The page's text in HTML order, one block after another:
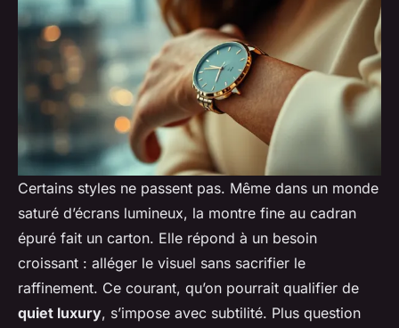
Certains styles ne passent pas. Même dans un monde
saturé d’écrans lumineux, la montre fine au cadran
épuré fait un carton. Elle répond à un besoin
croissant : alléger le visuel sans sacrifier le
raffinement. Ce courant, qu’on pourrait qualifier de
quiet luxury, s’impose avec subtilité. Plus question